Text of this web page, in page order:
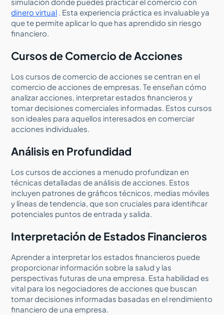
simulación donde puedes practicar el comercio con
dinero virtual . Esta experiencia práctica es invaluable ya
que te permite aplicar lo que has aprendido sin riesgo
financiero.
Cursos de Comercio de Acciones
Los cursos de comercio de acciones se centran en el
comercio de acciones de empresas. Te enseñan cómo
analizar acciones, interpretar estados financieros y
tomar decisiones comerciales informadas. Estos cursos
son ideales para aquellos interesados en comerciar
acciones individuales.
Análisis en Profundidad
Los cursos de acciones a menudo profundizan en
técnicas detalladas de análisis de acciones. Estos
incluyen patrones de gráficos técnicos, medias móviles
y líneas de tendencia, que son cruciales para identificar
potenciales puntos de entrada y salida.
Interpretación de Estados Financieros
Aprender a interpretar los estados financieros puede
proporcionar información sobre la salud y las
perspectivas futuras de una empresa. Esta habilidad es
vital para los negociadores de acciones que buscan
tomar decisiones informadas basadas en el rendimiento
financiero de una empresa.